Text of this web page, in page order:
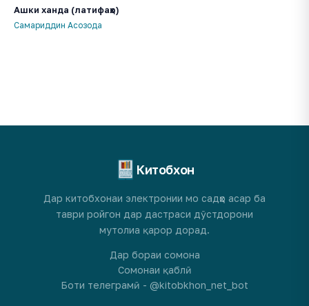
Ашки ханда (латифаҳо)
Самариддин Асозода
Китобхон
Дар китобхонаи электронии мо садҳо асар ба
таври ройгон дар дастраси дӯстдорони
мутолиа қарор дорад.
Дар бораи сомона
Сомонаи қаблӣ
Боти телеграмӣ - @kitobkhon_net_bot